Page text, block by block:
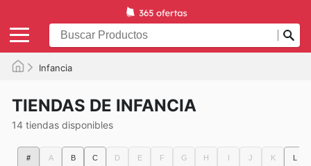
Infancia
TIENDAS DE INFANCIA
14 tiendas disponibles
# A B C D E F G H I J K L